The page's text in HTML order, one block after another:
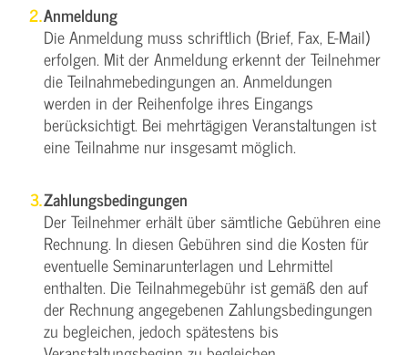
Anmeldung
Die Anmeldung muss schriftlich (Brief, Fax, E-Mail)
erfolgen. Mit der Anmeldung erkennt der Teilnehmer
die Teilnahmebedingungen an. Anmeldungen
werden in der Reihenfolge ihres Eingangs
berücksichtigt. Bei mehrtägigen Veranstaltungen ist
eine Teilnahme nur insgesamt möglich.
Zahlungsbedingungen
Der Teilnehmer erhält über sämtliche Gebühren eine
Rechnung. In diesen Gebühren sind die Kosten für
eventuelle Seminarunterlagen und Lehrmittel
enthalten. Die Teilnahmegebühr ist gemäß den auf
der Rechnung angegebenen Zahlungsbedingungen
zu begleichen, jedoch spätestens bis